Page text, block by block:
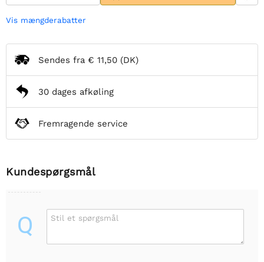
Vis mængderabatter
Sendes fra € 11,50 (DK)
30 dages afkøling
Fremragende service
Kundespørgsmål
Q Stil et spørgsmål